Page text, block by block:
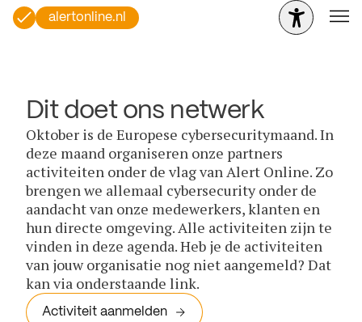
alertonline.nl
Dit doet ons netwerk
Oktober is de Europese cybersecuritymaand. In
deze maand organiseren onze partners
activiteiten onder de vlag van Alert Online. Zo
brengen we allemaal cybersecurity onder de
aandacht van onze medewerkers, klanten en
hun directe omgeving. Alle activiteiten zijn te
vinden in deze agenda. Heb je de activiteiten
van jouw organisatie nog niet aangemeld? Dat
kan via onderstaande link.
Activiteit aanmelden